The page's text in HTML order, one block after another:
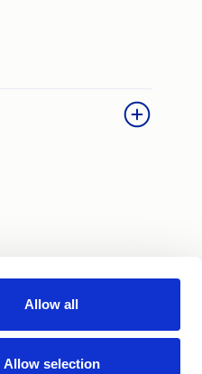
Allow all
Allow selection